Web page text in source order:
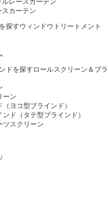
スカーテン
ウィンドウトリートメント
ロールスクリーン＆ブラ
ーン
ヨコ型ブラインド）
ド（タテ型ブラインド）
ツスクリーン